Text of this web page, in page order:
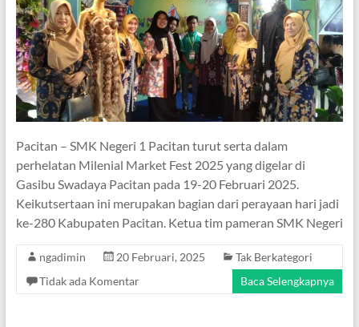
Pacitan – SMK Negeri 1 Pacitan turut serta dalam
perhelatan Milenial Market Fest 2025 yang digelar di
Gasibu Swadaya Pacitan pada 19-20 Februari 2025.
Keikutsertaan ini merupakan bagian dari perayaan hari jadi
ke-280 Kabupaten Pacitan. Ketua tim pameran SMK Negeri
ngadimin 20 Februari, 2025
Tak Berkategori
Tidak ada Komentar
Baca Selengkapnya